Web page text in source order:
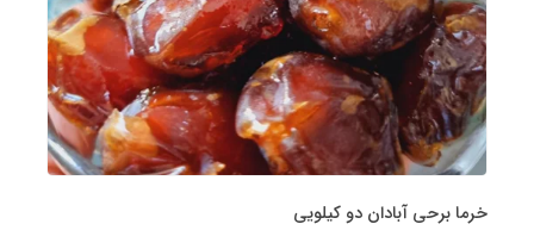
خرما برحی آبادان دو کیلویی